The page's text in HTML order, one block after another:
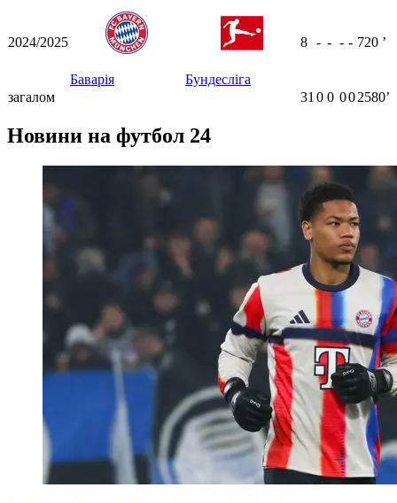
2024/2025
Баварія Бундесліга
8 - - - - 720 ʼ
загалом 31 0 0 002580ʼ
Новини на футбол 24